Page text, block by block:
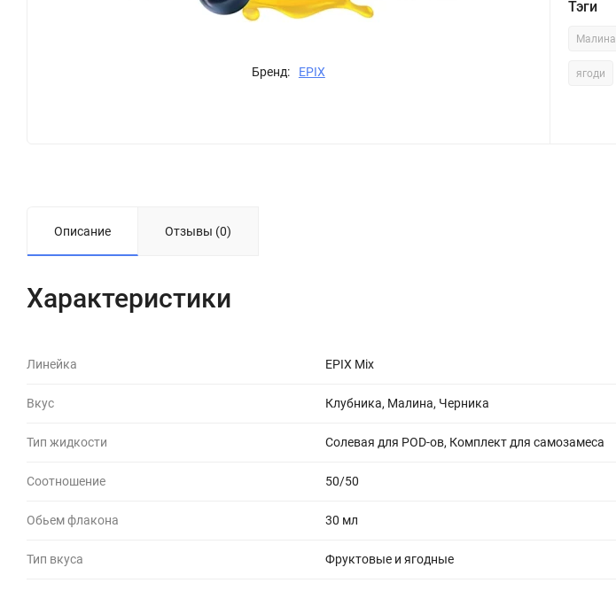
Бренд: EPIX
Тэги
Малина
ягоди
Описание Отзывы (0)
Характеристики
Линейка EPIX Mix
Вкус Клубника, Малина, Черника
Тип жидкости Солевая для POD-ов, Комплект для самозамеса
Соотношение 50/50
Обьем флакона 30 мл
Тип вкуса Фруктовые и ягодные